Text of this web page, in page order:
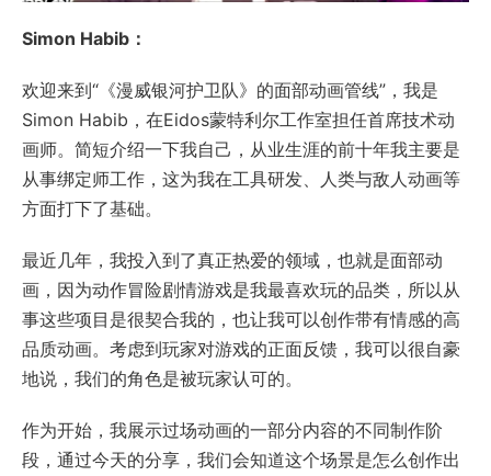
Simon Habib：
欢迎来到“《漫威银河护卫队》的面部动画管线”，我是
Simon Habib，在Eidos蒙特利尔工作室担任首席技术动
画师。简短介绍一下我自己，从业生涯的前十年我主要是
从事绑定师工作，这为我在工具研发、人类与敌人动画等
方面打下了基础。
最近几年，我投入到了真正热爱的领域，也就是面部动
画，因为动作冒险剧情游戏是我最喜欢玩的品类，所以从
事这些项目是很契合我的，也让我可以创作带有情感的高
品质动画。考虑到玩家对游戏的正面反馈，我可以很自豪
地说，我们的角色是被玩家认可的。
作为开始，我展示过场动画的一部分内容的不同制作阶
段，通过今天的分享，我们会知道这个场景是怎么创作出